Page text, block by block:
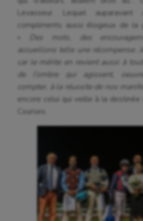
Aéronautique
Levasseur. Lequel
compliments aussi élogieux de la
Des mots, des
accueillons telle une récompense.
car le mérite en revient aussi à
de l’ombre qui agissent,
compter, à la réussite de nos
encore celui qui veille à la
Courses.